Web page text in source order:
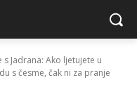
Jadrana: Ako ljetujete u
s česme, čak ni za pranje